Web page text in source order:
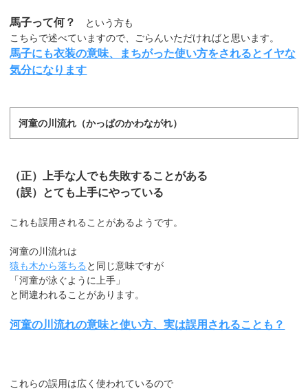
馬子って何？
という方も
こちらで述べていますので、ごらんいただければと思います。
馬子にも衣装の意味、まちがった使い方をされるとイヤな
気分になります
河童の川流れ（かっぱのかわながれ）
（正）上手な人でも失敗することがある
（誤）とても上手にやっている
これも誤用されることがあるようです。
河童の川流れは
猿も木から落ちる と同じ意味ですが
「河童が泳ぐように上手」
と間違われることがあります。
河童の川流れの意味と使い方、実は誤用されることも？
これらの誤用は広く使われているので